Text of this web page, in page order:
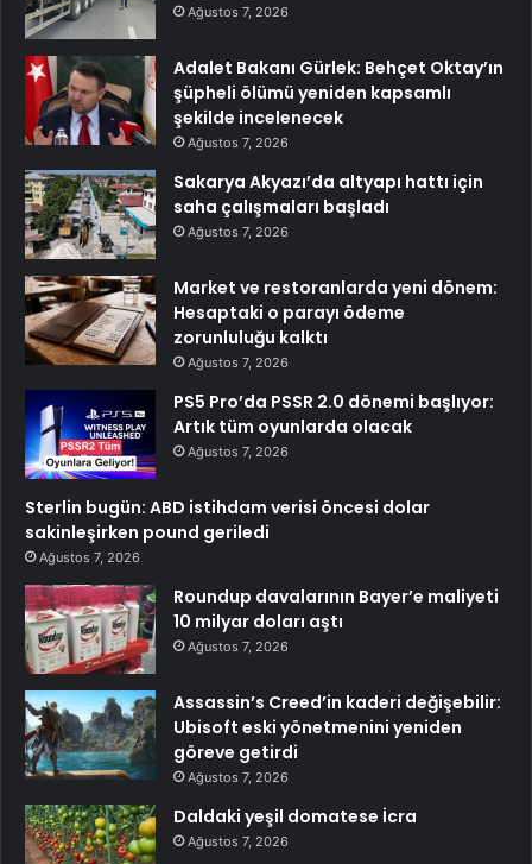
Ağustos 7, 2026
Adalet Bakanı Gürlek: Behçet Oktay’ın
şüpheli ölümü yeniden kapsamlı
şekilde incelenecek
Ağustos 7, 2026
Sakarya Akyazı’da altyapı hattı için
saha çalışmaları başladı
Ağustos 7, 2026
Market ve restoranlarda yeni dönem:
Hesaptaki o parayı ödeme
zorunluluğu kalktı
Ağustos 7, 2026
PS5 Pro’da PSSR 2.0 dönemi başlıyor:
Artık tüm oyunlarda olacak
Ağustos 7, 2026
Sterlin bugün: ABD istihdam verisi öncesi dolar
sakinleşirken pound geriledi
Ağustos 7, 2026
Roundup davalarının Bayer’e maliyeti
10 milyar doları aştı
Ağustos 7, 2026
Assassin’s Creed’in kaderi değişebilir:
Ubisoft eski yönetmenini yeniden
göreve getirdi
Ağustos 7, 2026
Daldaki yeşil domatese İcra
Ağustos 7, 2026